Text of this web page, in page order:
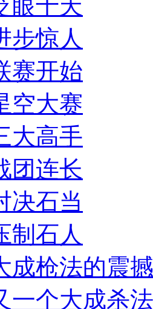
眼十天
步惊人
赛开始
空大赛
大高手
团连长
决石当
制石人
成枪法的震撼
一个大成杀法